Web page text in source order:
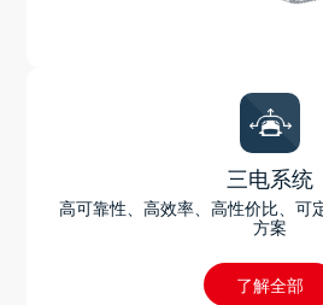
三电系统
高可靠性、高效率、高性价比、可
方案
了解全部